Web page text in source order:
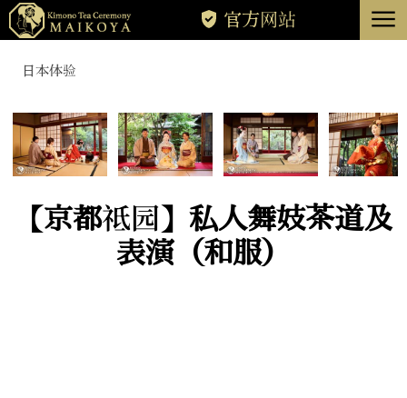
关于
消除
官方网站 menu
日本体验
【京都祗园】私人舞妓茶道及
表演（和服）